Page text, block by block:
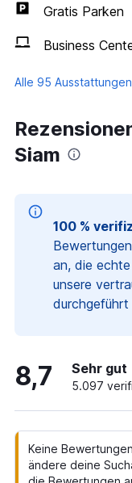
Gratis Parken
Business
Alle 95
Siam
100 %
an, die
unsere
durchgeführt
8,7 Sehr gut
5.097
Keine
ändere deine